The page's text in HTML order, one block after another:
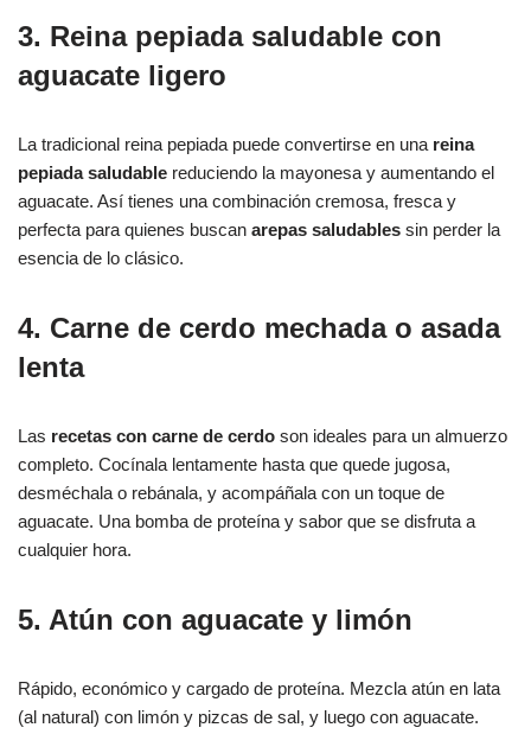
3. Reina pepiada saludable con
aguacate ligero
La tradicional reina pepiada puede convertirse en una reina
pepiada saludable reduciendo la mayonesa y aumentando el
aguacate. Así tienes una combinación cremosa, fresca y
perfecta para quienes buscan arepas saludables sin perder la
esencia de lo clásico.
4. Carne de cerdo mechada o asada
lenta
Las recetas con carne de cerdo son ideales para un almuerzo
completo. Cocínala lentamente hasta que quede jugosa,
desméchala o rebánala, y acompáñala con un toque de
aguacate. Una bomba de proteína y sabor que se disfruta a
cualquier hora.
5. Atún con aguacate y limón
Rápido, económico y cargado de proteína. Mezcla atún en lata
(al natural) con limón y pizcas de sal, y luego con aguacate.